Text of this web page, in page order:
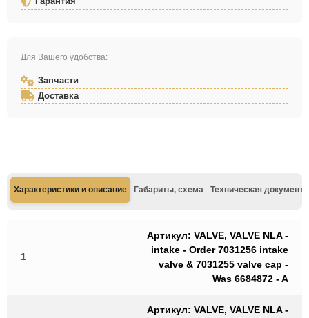
Для Вашего удобства:
Запчасти
Доставка
Характеристики и описание Габариты, схема Техническая
1
Артикул: VALVE, VALVE NLA -
intake - Order 7031256 intake
valve & 7031255 valve cap -
Was 6684872 - A
Артикул: VALVE, VALVE NLA -